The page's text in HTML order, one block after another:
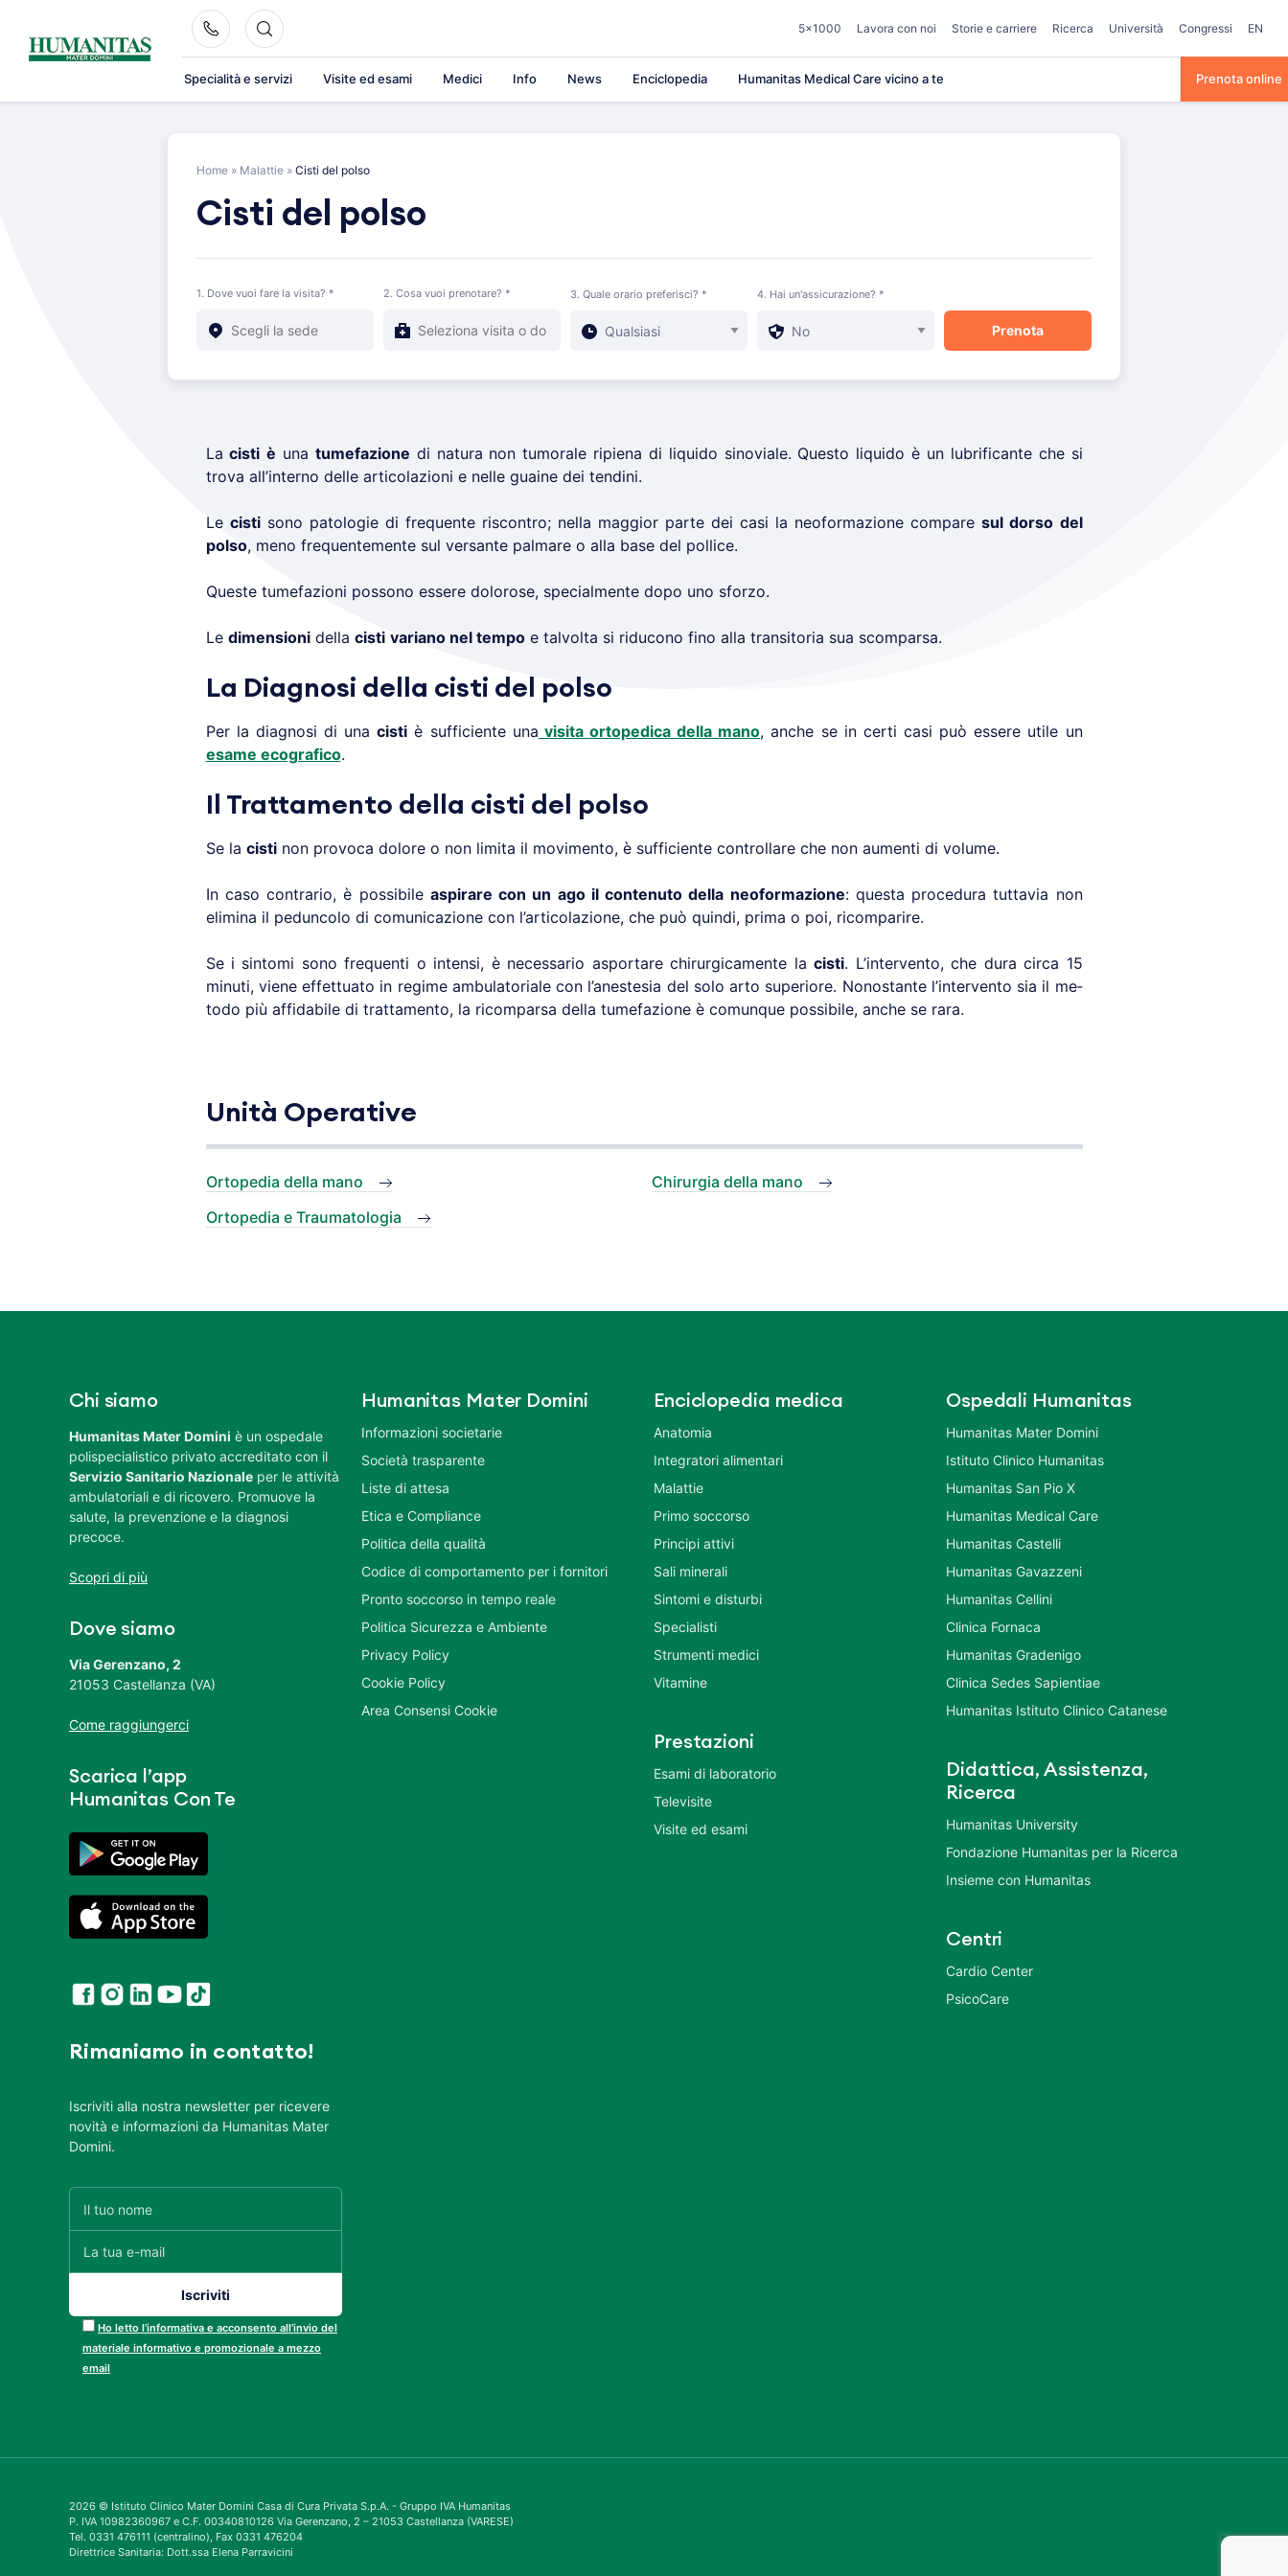
content
5×1000 Lavora con noi Storie e carriere Ricerca Università Congressi EN
Specialità e servizi Visite ed esami Medici Info News Enciclopedia Humanitas Medical Care vicino a te Prenota online
Home » Malattie » Cisti del polso
Cisti del polso
1. Dove vuoi fare la visita? * 2. Cosa vuoi prenotare? * 3. Quale orario preferisci? * 4. Hai un'assicurazione? *
Lacisti è una tumefazione di natura non tumorale ripie­na di liquido sinoviale. Questo liquido è un lubrificante che si
trova all’interno delle articolazioni e nelle guaine dei tendini.
Le cistisono patologie di frequente riscontro; nella maggior parte dei casi la neoformazione comparesul dorso del
polso, meno frequentemente sul versan­te palmare o alla base del pollice.
Queste tumefazio­ni possono essere doloro­se, specialmente dopo uno sforzo.
Le dimensionidella cisti varia­no nel tempoe talvolta si riducono fino alla transitoria sua scomparsa.
La Diagnosi della cisti del polso
Per la diagnosi di unacisti è sufficiente una visi­ta ortopedica della mano, anche se in certi casi può essere utile un
esame ecografico.
Il Trattamento della cisti del polso
Se la cistinon provoca dolore o non limita il movimento, è sufficiente controllare che non aumenti di volume.
In caso contrario, è possibile aspirare con un ago il conte­nuto della neoformazione: questa procedura tuttavia non
elimina il peduncolo di comunicazione con l’articolazio­ne, che può quindi, prima o poi, ricomparire.
Se i sintomi sono frequenti o intensi, è necessario asportare chirurgi­camente lacisti. L’intervento, che dura circa 15
minuti, viene effettuato in regime ambulatoriale con l’anestesia del solo arto superiore. Nonostante l’intervento sia il me­
todo più affidabile di trattamento, la ricomparsa della tumefazione è comunque possibile, anche se rara.
Unità Operative
Ortopedia della mano
Ortopedia e Traumatologia
Chirurgia della mano
Chi siamo
Humanitas Mater Domini è un ospedale
polispecialistico privato accreditato con il
Servizio Sanitario Nazionale per le attività
ambulatoriali e di ricovero. Promuove la
salute, la prevenzione e la diagnosi
precoce.
Scopri di più
Dove siamo
Via Gerenzano, 2
21053 Castellanza (VA)
Come raggiungerci
Scarica l’app
Humanitas Con Te
Rimaniamo in contatto!
Iscriviti alla nostra newsletter per ricevere
novità e informazioni da Humanitas Mater
Domini.
Ho letto l’informativa e acconsento all’invio del
materiale informativo e promozionale a mezzo
email
Humanitas Mater Domini
Informazioni societarie
Società trasparente
Liste di attesa
Etica e Compliance
Politica della qualità
Codice di comportamento per i fornitori
Pronto soccorso in tempo reale
Politica Sicurezza e Ambiente
Privacy Policy
Cookie Policy
Area Consensi Cookie
Enciclopedia medica
Anatomia
Integratori alimentari
Malattie
Primo soccorso
Principi attivi
Sali minerali
Sintomi e disturbi
Specialisti
Strumenti medici
Vitamine
Prestazioni
Esami di laboratorio
Televisite
Visite ed esami
Ospedali Humanitas
Humanitas Mater Domini
Istituto Clinico Humanitas
Humanitas San Pio X
Humanitas Medical Care
Humanitas Castelli
Humanitas Gavazzeni
Humanitas Cellini
Clinica Fornaca
Humanitas Gradenigo
Clinica Sedes Sapientiae
Humanitas Istituto Clinico Catanese
Didattica, Assistenza,
Ricerca
Humanitas University
Fondazione Humanitas per la Ricerca
Insieme con Humanitas
Centri
Cardio Center
PsicoCare
2026 © Istituto Clinico Mater Domini Casa di Cura Privata S.p.A. - Gruppo IVA Humanitas
P. IVA 10982360967 e C.F. 00340810126 Via Gerenzano, 2 – 21053 Castellanza (VARESE)
Tel. 0331 476111 (centralino), Fax 0331 476204
Direttrice Sanitaria: Dott.ssa Elena Parravicini